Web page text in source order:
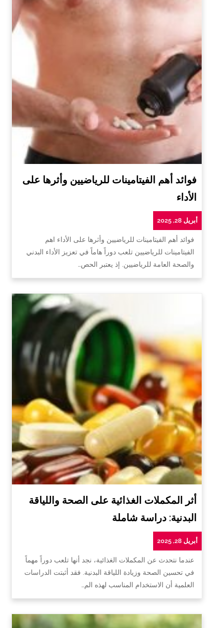
فوائد أهم الفيتامينات للرياضيين وأثرها على
الأداء
أبريل 28, 2025
فوائد أهم الفيتامينات للرياضيين وأثرها على الأداء اهم
الفيتامينات للرياضيين تلعب دوراً هاماً في تعزيز الأداء البدني
والصحة العامة للرياضيين. إذ يعتبر الحص…
أثر المكملات الغذائية على الصحة واللياقة
البدنية: دراسة شاملة
أبريل 28, 2025
عندما نتحدث عن المكملات الغذائية، نجد أنها تلعب دوراً مهماً
في تحسين الصحة وزيادة اللياقة البدنية. فقد أثبتت الدراسات
العلمية أن الاستخدام المناسب لهذه الم…